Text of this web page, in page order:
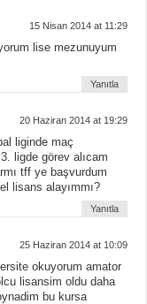
15 Nisan 2014 at 11:29
lise mezunuyum
Yanıtla
20 Haziran 2014 at 19:29
liginde maç
ligde görev alıcam
tff ye başvurdum
lisans alayımmı?
Yanıtla
25 Haziran 2014 at 10:09
okuyorum amator
lisansim oldu daha
bu kursa